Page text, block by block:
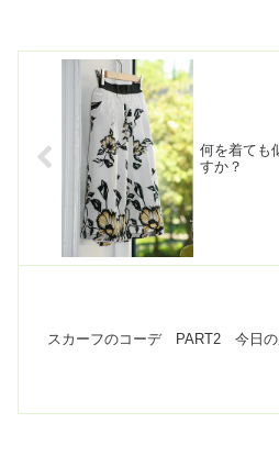
何を着ても
すか？
スカーフのコーデ PART2 今日の